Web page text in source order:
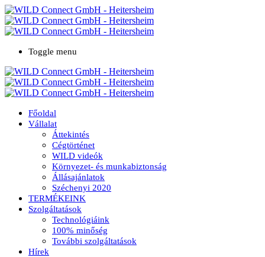
Toggle menu
Főoldal
Vállalat
Áttekintés
Cégtörténet
WILD videók
Környezet- és munkabiztonság
Állásajánlatok
Széchenyi 2020
TERMÉKEINK
Szolgáltatások
Technológiáink
100% minőség
További szolgáltatások
Hírek